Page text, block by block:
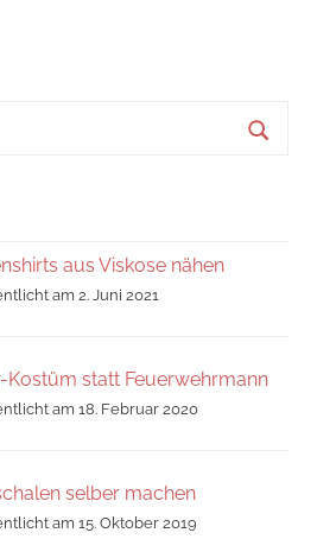
aus Viskose nähen
am 2. Juni 2021
Kostüm statt Feuerwehrmann
am 18. Februar 2020
selber machen
am 15. Oktober 2019